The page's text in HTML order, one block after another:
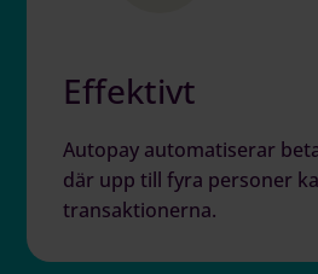
Effektivt
Autopay automatiserar
där upp till fyra personer
transaktionerna.